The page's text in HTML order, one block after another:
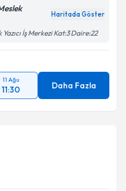
Haritada Göster
İş Merkezi Kat:3 Daire:22
11 Ağu
11:30 Daha Fazla